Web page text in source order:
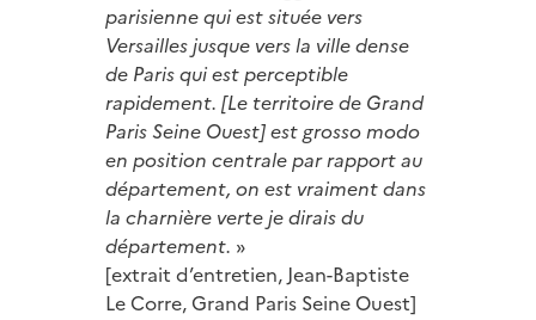
parisienne qui est située vers
Versailles jusque vers la ville dense
de Paris qui est perceptible
rapidement. [Le territoire de Grand
Paris Seine Ouest] est grosso modo
en position centrale par rapport au
département, on est vraiment dans
la charnière verte je dirais du
département. »
[extrait d’entretien, Jean-Baptiste
Le Corre, Grand Paris Seine Ouest]